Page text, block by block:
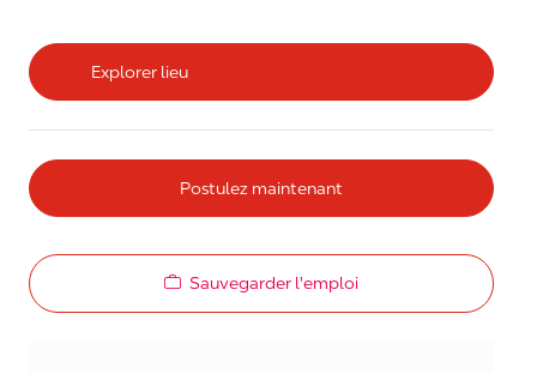
Explorer lieu
Postulez maintenant
Sauvegarder l'emploi